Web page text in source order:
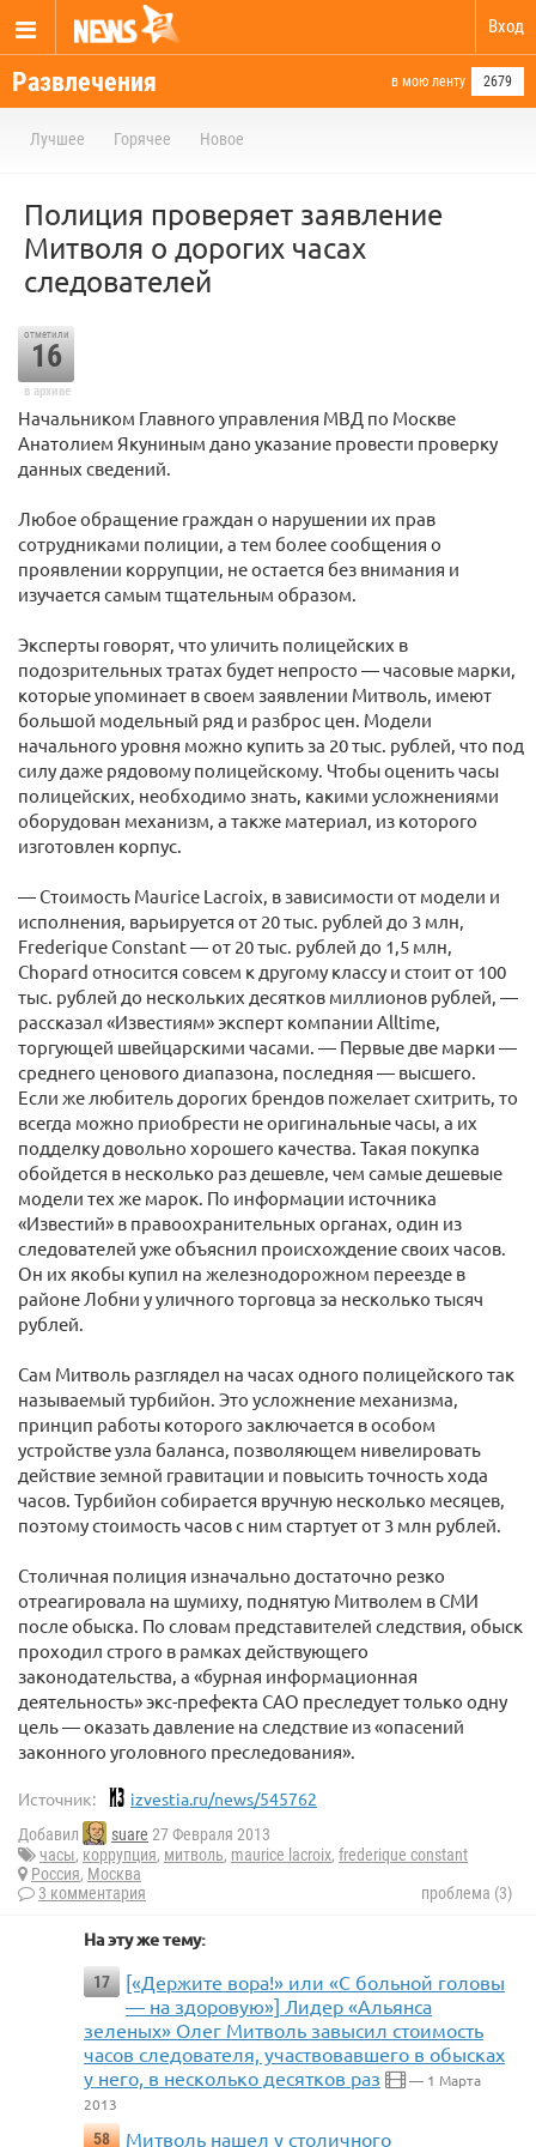
Вход
Развлечения в мою ленту 2679
Лучшее Горячее Новое
Полиция проверяет заявление
Митволя о дорогих часах
следователей
отметили
16
в архиве
Начальником Главного управления МВД по Москве
Анатолием Якуниным дано указание провести проверку
данных сведений.
Любое обращение граждан о нарушении их прав
сотрудниками полиции, а тем более сообщения о
проявлении коррупции, не остается без внимания и
изучается самым тщательным образом.
Эксперты говорят, что уличить полицейских в
подозрительных тратах будет непросто — часовые марки,
которые упоминает в своем заявлении Митволь, имеют
большой модельный ряд и разброс цен. Модели
начального уровня можно купить за 20 тыс. рублей, что под
силу даже рядовому полицейскому. Чтобы оценить часы
полицейских, необходимо знать, какими усложнениями
оборудован механизм, а также материал, из которого
изготовлен корпус.
— Стоимость Maurice Lacroix, в зависимости от модели и
исполнения, варьируется от 20 тыс. рублей до 3 млн,
Frederique Constant — от 20 тыс. рублей до 1,5 млн,
Chopard относится совсем к другому классу и стоит от 100
тыс. рублей до нескольких десятков миллионов рублей, —
рассказал «Известиям» эксперт компании Alltime,
торгующей швейцарскими часами. — Первые две марки —
среднего ценового диапазона, последняя — высшего.
Если же любитель дорогих брендов пожелает схитрить, то
всегда можно приобрести не оригинальные часы, а их
подделку довольно хорошего качества. Такая покупка
обойдется в несколько раз дешевле, чем самые дешевые
модели тех же марок. По информации источника
«Известий» в правоохранительных органах, один из
следователей уже объяснил происхождение своих часов.
Он их якобы купил на железнодорожном переезде в
районе Лобни у уличного торговца за несколько тысяч
рублей.
Сам Митволь разглядел на часах одного полицейского так
называемый турбийон. Это усложнение механизма,
принцип работы которого заключается в особом
устройстве узла баланса, позволяющем нивелировать
действие земной гравитации и повысить точность хода
часов. Турбийон собирается вручную несколько месяцев,
поэтому стоимость часов с ним стартует от 3 млн рублей.
Столичная полиция изначально достаточно резко
отреагировала на шумиху, поднятую Митволем в СМИ
после обыска. По словам представителей следствия, обыск
проходил строго в рамках действующего
законодательства, а «бурная информационная
деятельность» экс-префекта САО преследует только одну
цель — оказать давление на следствие из «опасений
законного уголовного преследования».
Источник: izvestia.ru/news/545762
Добавил suare 27 Февраля 2013
часы, коррупция, митволь, maurice lacroix, frederique constant
Россия, Москва
3 комментария
проблема (3)
На эту же тему:
17
[«Держите вора!» или «С больной головы
— на здоровую»] Лидер «Альянса
зеленых» Олег Митволь завысил стоимость
часов следователя, участвовавшего в обысках
у него, в несколько десятков раз
— 1 Марта
2013
58
Митволь нашел у столичного